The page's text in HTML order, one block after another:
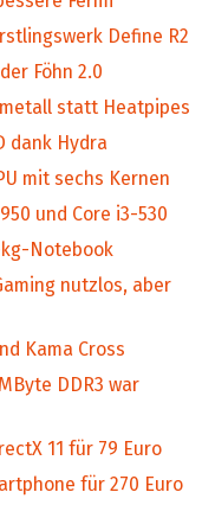
Define R2
Föhn 2.0
statt Heatpipes
dank Hydra
mit sechs Kernen
und Core i3-530
kg-Notebook
nutzlos, aber
Kama Cross
DDR3 war
11 für 79 Euro
für 270 Euro